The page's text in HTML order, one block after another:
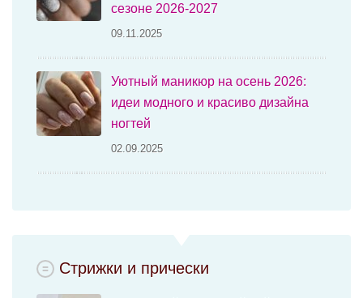
сезоне 2026-2027
09.11.2025
Уютный маникюр на осень 2026:
идеи модного и красиво дизайна
ногтей
02.09.2025
Стрижки и прически